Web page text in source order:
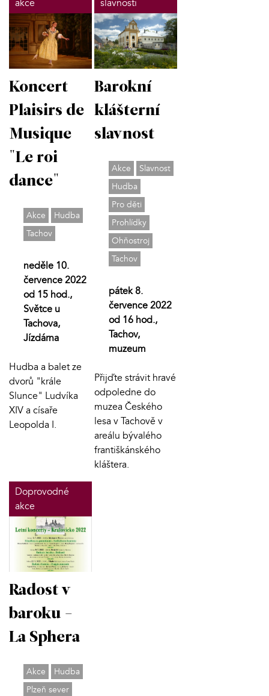
akce
Koncert
Plaisirs de
Musique
"Le roi
dance"
Akce
Hudba
Tachov
neděle 10.
července 2022
od 15 hod.,
Světce u
Tachova,
Jízdárna
Hudba a balet ze
dvorů "krále
Slunce" Ludvíka
XIV a císaře
Leopolda I.
slavnosti
Barokní
klášterní
slavnost
Akce
Slavnost
Hudba
Pro děti
Prohlídky
Ohňostroj
Tachov
pátek 8.
července 2022
od 16 hod.,
Tachov,
muzeum
Přijďte strávit hravé
odpoledne do
muzea Českého
lesa v Tachově v
areálu bývalého
františkánského
kláštera.
Doprovodné
akce
Radost v
baroku -
La Sphera
Akce
Hudba
Plzeň sever